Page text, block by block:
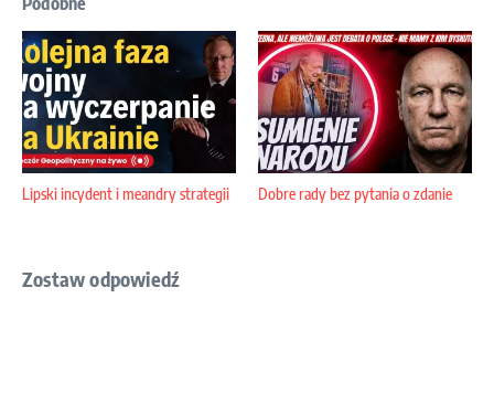
Lipski incydent i meandry strategii Dobre rady bez pytania o zdanie
Zostaw odpowiedź